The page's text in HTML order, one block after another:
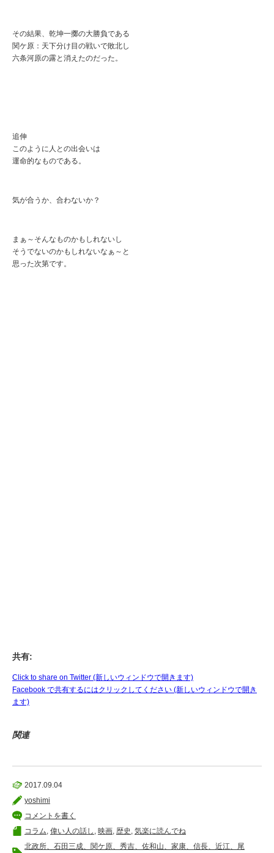
その結果、乾坤一擲の大勝負である
関ケ原：天下分け目の戦いで敗北し
六条河原の露と消えたのだった。
追伸
このように人との出会いは
運命的なものである。
気が合うか、合わないか？
まぁ～そんなものかもしれないし
そうでないのかもしれないなぁ～と
思った次第です。
共有:
Click to share on Twitter (新しいウィンドウで開きます)
Facebook で共有するにはクリックしてください (新しいウィンドウで開き
ます)
関連
2017.09.04
yoshimi
コメントを書く
コラム 偉い人の話し 映画 歴史 気楽に読んでね
北政所、石田三成、関ケ原、秀吉、佐和山、家康、信長、近江、尾